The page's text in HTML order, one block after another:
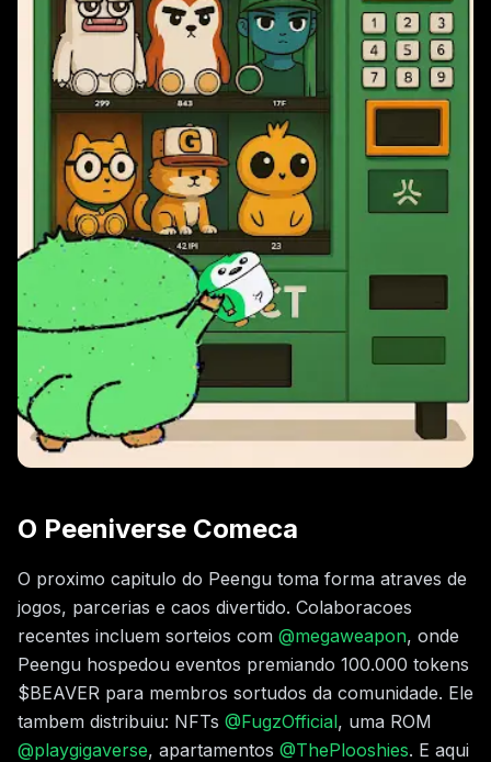
O Peeniverse Comeca
O proximo capitulo do Peengu toma forma atraves de
jogos, parcerias e caos divertido. Colaboracoes
recentes incluem sorteios com @megaweapon, onde
Peengu hospedou eventos premiando 100.000 tokens
$BEAVER para membros sortudos da comunidade. Ele
tambem distribuiu: NFTs @FugzOfficial, uma ROM
@playgigaverse, apartamentos @ThePlooshies. E aqui